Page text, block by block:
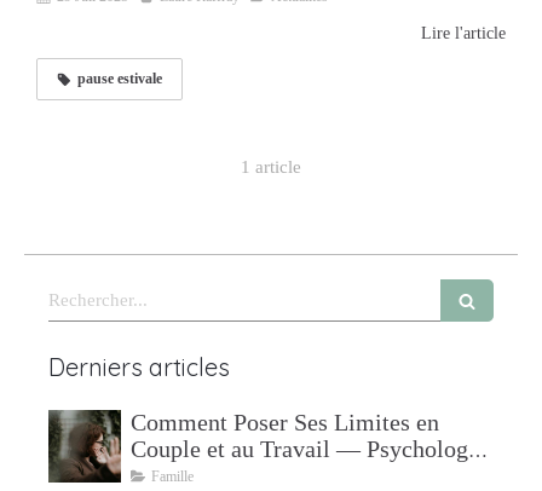
Lire l'article
pause estivale
1 article
Rechercher
Derniers articles
Comment Poser Ses Limites en
Couple et au Travail — Psychologue
à Mudaison
Famille